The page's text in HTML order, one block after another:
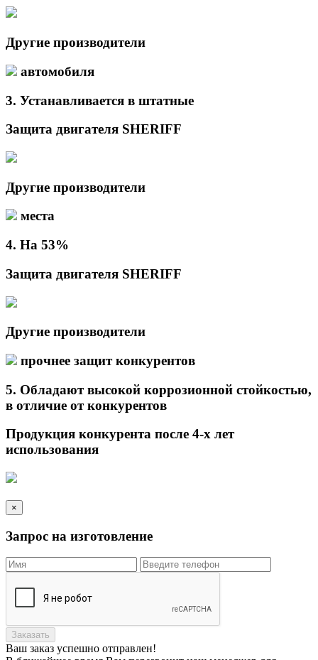
Другие производители
автомобиля
3. Устанавливается в штатные
Защита двигателя SHERIFF
Другие производители
места
4. На 53%
Защита двигателя SHERIFF
Другие производители
прочнее защит конкурентов
5. Обладают высокой коррозионной стойкостью,
в отличие отконкурентов
Продукция конкурента после 4-х лет
использования
×
Запрос на изготовление
Заказать
Ваш заказ успешно отправлен!